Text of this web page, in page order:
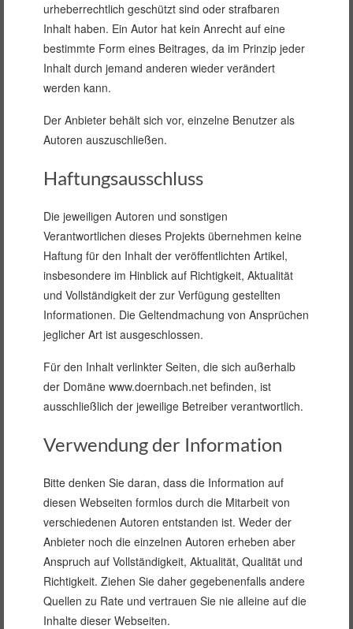
urheberrechtlich geschützt sind oder strafbaren
Inhalt haben. Ein Autor hat kein Anrecht auf eine
bestimmte Form eines Beitrages, da im Prinzip jeder
Inhalt durch jemand anderen wieder verändert
werden kann.
Der Anbieter behält sich vor, einzelne Benutzer als
Autoren auszuschließen.
Haftungsausschluss
Die jeweiligen Autoren und sonstigen
Verantwortlichen dieses Projekts übernehmen keine
Haftung für den Inhalt der veröffentlichten Artikel,
insbesondere im Hinblick auf Richtigkeit, Aktualität
und Vollständigkeit der zur Verfügung gestellten
Informationen. Die Geltendmachung von Ansprüchen
jeglicher Art ist ausgeschlossen.
Für den Inhalt verlinkter Seiten, die sich außerhalb
der Domäne www.doernbach.net befinden, ist
ausschließlich der jeweilige Betreiber verantwortlich.
Verwendung der Information
Bitte denken Sie daran, dass die Information auf
diesen Webseiten formlos durch die Mitarbeit von
verschiedenen Autoren entstanden ist. Weder der
Anbieter noch die einzelnen Autoren erheben aber
Anspruch auf Vollständigkeit, Aktualität, Qualität und
Richtigkeit. Ziehen Sie daher gegebenenfalls andere
Quellen zu Rate und vertrauen Sie nie alleine auf die
Inhalte dieser Webseiten.